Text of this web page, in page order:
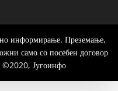
информирање. Преземање,
само со посебен договор
©2020, Југоинфо